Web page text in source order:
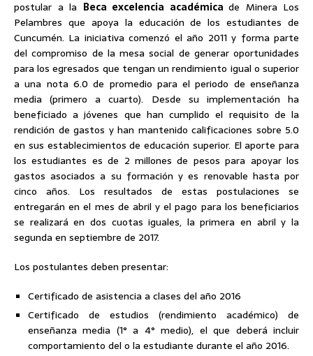
postular a la Beca excelencia académica de Minera Los
Pelambres que apoya la educación de los estudiantes de
Cuncumén. La iniciativa comenzó el año 2011 y forma parte
del compromiso de la mesa social de generar oportunidades
para los egresados que tengan un rendimiento igual o superior
a una nota 6.0 de promedio para el periodo de enseñanza
media (primero a cuarto). Desde su implementación ha
beneficiado a jóvenes que han cumplido el requisito de la
rendición de gastos y han mantenido calificaciones sobre 5.0
en sus establecimientos de educación superior. El aporte para
los estudiantes es de 2 millones de pesos para apoyar los
gastos asociados a su formación y es renovable hasta por
cinco años. Los resultados de estas postulaciones se
entregarán en el mes de abril y el pago para los beneficiarios
se realizará en dos cuotas iguales, la primera en abril y la
segunda en septiembre de 2017.
Los postulantes deben presentar:
Certificado de asistencia a clases del año 2016
Certificado de estudios (rendimiento académico) de
enseñanza media (1° a 4° medio), el que deberá incluir
comportamiento del o la estudiante durante el año 2016.